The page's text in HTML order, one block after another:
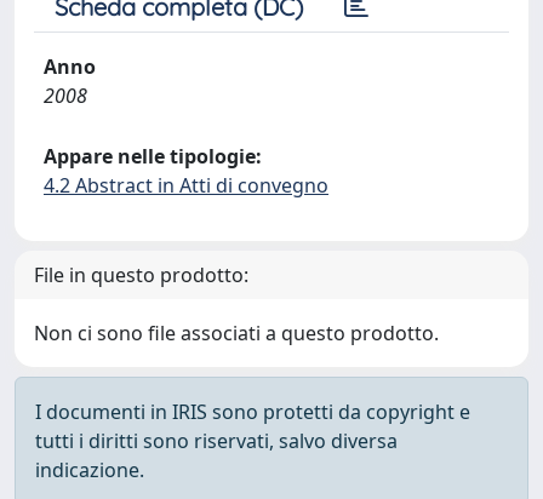
Scheda completa (DC)
Anno
2008
Appare nelle tipologie:
4.2 Abstract in Atti di convegno
File in questo prodotto:
Non ci sono file associati a questo prodotto.
I documenti in IRIS sono protetti da copyright e
tutti i diritti sono riservati, salvo diversa
indicazione.